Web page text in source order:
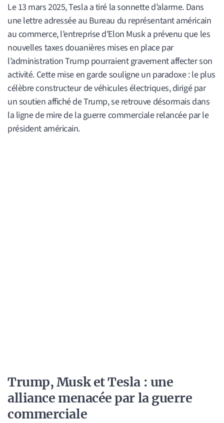
Le 13 mars 2025, Tesla a tiré la sonnette d’alarme. Dans
une lettre adressée au Bureau du représentant américain
au commerce, l’entreprise d’Elon Musk a prévenu que les
nouvelles taxes douanières mises en place par
l’administration Trump pourraient gravement affecter son
activité. Cette mise en garde souligne un paradoxe : le plus
célèbre constructeur de véhicules électriques, dirigé par
un soutien affiché de Trump, se retrouve désormais dans
la ligne de mire de la guerre commerciale relancée par le
président américain.
Trump, Musk et Tesla : une
alliance menacée par la guerre
commerciale